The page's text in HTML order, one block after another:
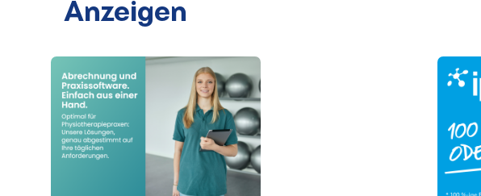
Anzeigen